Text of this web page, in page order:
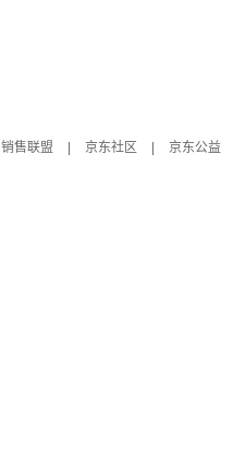
销售联盟 京东社区
京东公益